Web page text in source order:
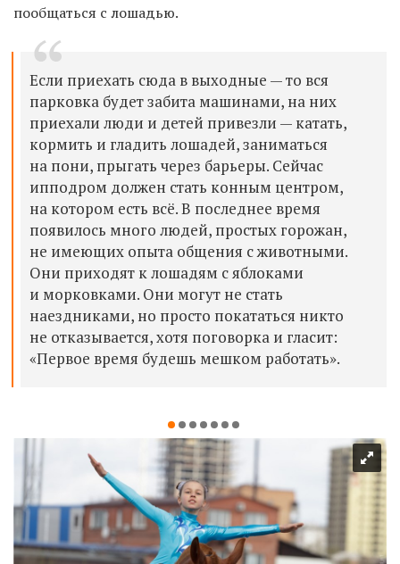
пообщаться с лошадью.
Если приехать сюда в выходные — то вся
парковка будет забита машинами, на них
приехали люди и детей привезли — катать,
кормить и гладить лошадей, заниматься
на пони, прыгать через барьеры. Сейчас
ипподром должен стать конным центром,
на котором есть всё. В последнее время
появилось много людей, простых горожан,
не имеющих опыта общения с животными.
Они приходят к лошадям с яблоками
и морковками. Они могут не стать
наездниками, но просто покататься никто
не отказывается, хотя поговорка и гласит:
«Первое время будешь мешком работать».